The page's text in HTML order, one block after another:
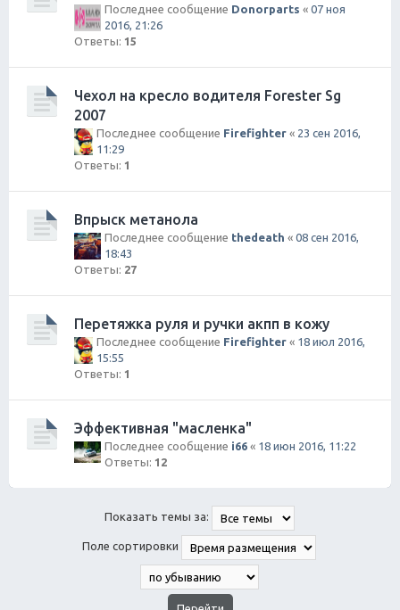
Последнее сообщение Donorparts « 07 ноя
2016, 21:26
Ответы: 15
Чехол на кресло водителя Forester Sg
2007
Последнее сообщение Firefighter « 23 сен 2016,
11:29
Ответы: 1
Впрыск метанола
Последнее сообщение thedeath « 08 сен 2016,
18:43
Ответы: 27
Перетяжка руля и ручки акпп в кожу
Последнее сообщение Firefighter « 18 июл 2016,
15:55
Ответы: 1
Эффективная "масленка"
Последнее сообщение i66 « 18 июн 2016, 11:22
Ответы: 12
Показать темы за:
Поле сортировки